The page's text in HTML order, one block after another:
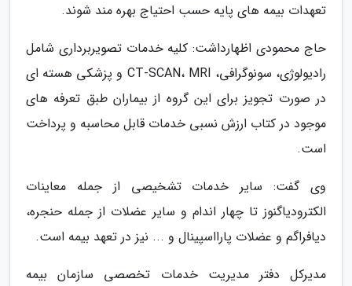
تعهدات بیمه های پایه حسب احتیاج بهره مند شوند.
حاج محمودی اظهارداشت: کلیه خدمات تصویربرداری شامل
رادیولوژی، سونوگرافی، CT-SCAN، MRI و پزشکی هسته ای
در صورت تجویز برای این گروه از بیماران طبق تعرفه های
موجود در کتاب ارزش نسبی خدمات قابل محاسبه و پرداخت
است.
وی گفت: سایر خدمات تشخیصی از جمله معاینات
الکترودیاگنوز تا چهار اندام و سایر عضلات از جمله حنجره،
دیافراگم و عضلات پارااسپینال و ... نیز در تعهد بیمه است.
مدیرکل دفتر مدیریت خدمات تخصصی سازمان بیمه